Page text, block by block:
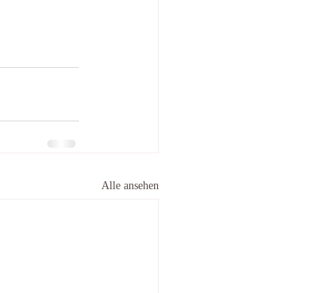
Alle ansehen